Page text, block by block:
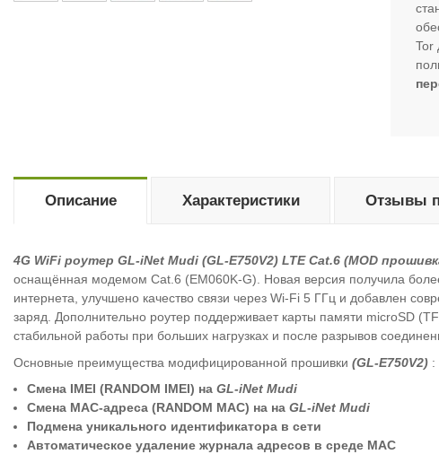
Tor
Описание
4G WiFi роутер GL-iNet Mudi (GL-E750V2) LTE Cat.6 (MOD
оснащённая модемом Cat.6 (EM060K-G). Новая версия получила
интернета, улучшено качество связи через Wi-Fi 5 ГГц и добавлен
заряд. Дополнительно роутер поддерживает карты памяти microSD
стабильной работы при больших нагрузках и после разрывов
Основные преимущества модифицированной прошивки (GL-E750V2) :
Смена IMEI (RANDOM IMEI) наGL-iNet Mudi
Cмена MAC-адреса (RANDOM MAC) на наGL-iNet Mudi
Подмена уникального идентификатора в сети
Автоматическое удаление журнала адресов в среде MAC
Характеристики Отзывы